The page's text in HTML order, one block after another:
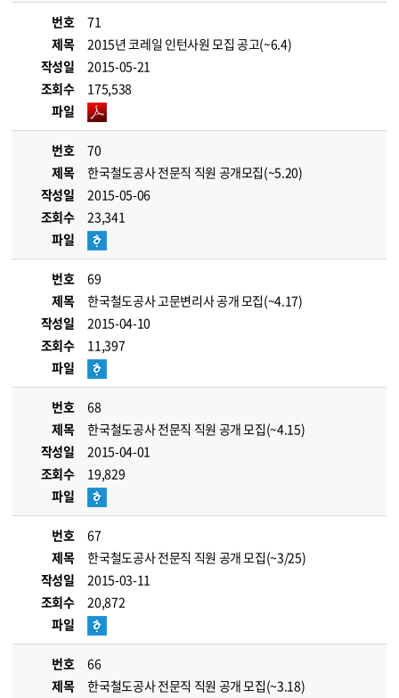
번호
71
제목
2015년 코레일 인턴사원 모집 공고(~6.4)
작성일
2015-05-21
조회수
175,538
파일
번호
70
제목
한국철도공사 전문직 직원 공개모집(~5.20)
작성일
2015-05-06
조회수
23,341
파일
번호
69
제목
한국철도공사 고문변리사 공개 모집(~4.17)
작성일
2015-04-10
조회수
11,397
파일
번호
68
제목
한국철도공사 전문직 직원 공개 모집(~4.15)
작성일
2015-04-01
조회수
19,829
파일
번호
67
제목
한국철도공사 전문직 직원 공개 모집(~3/25)
작성일
2015-03-11
조회수
20,872
파일
번호
66
제목
한국철도공사 전문직 직원 공개 모집(~3.18)